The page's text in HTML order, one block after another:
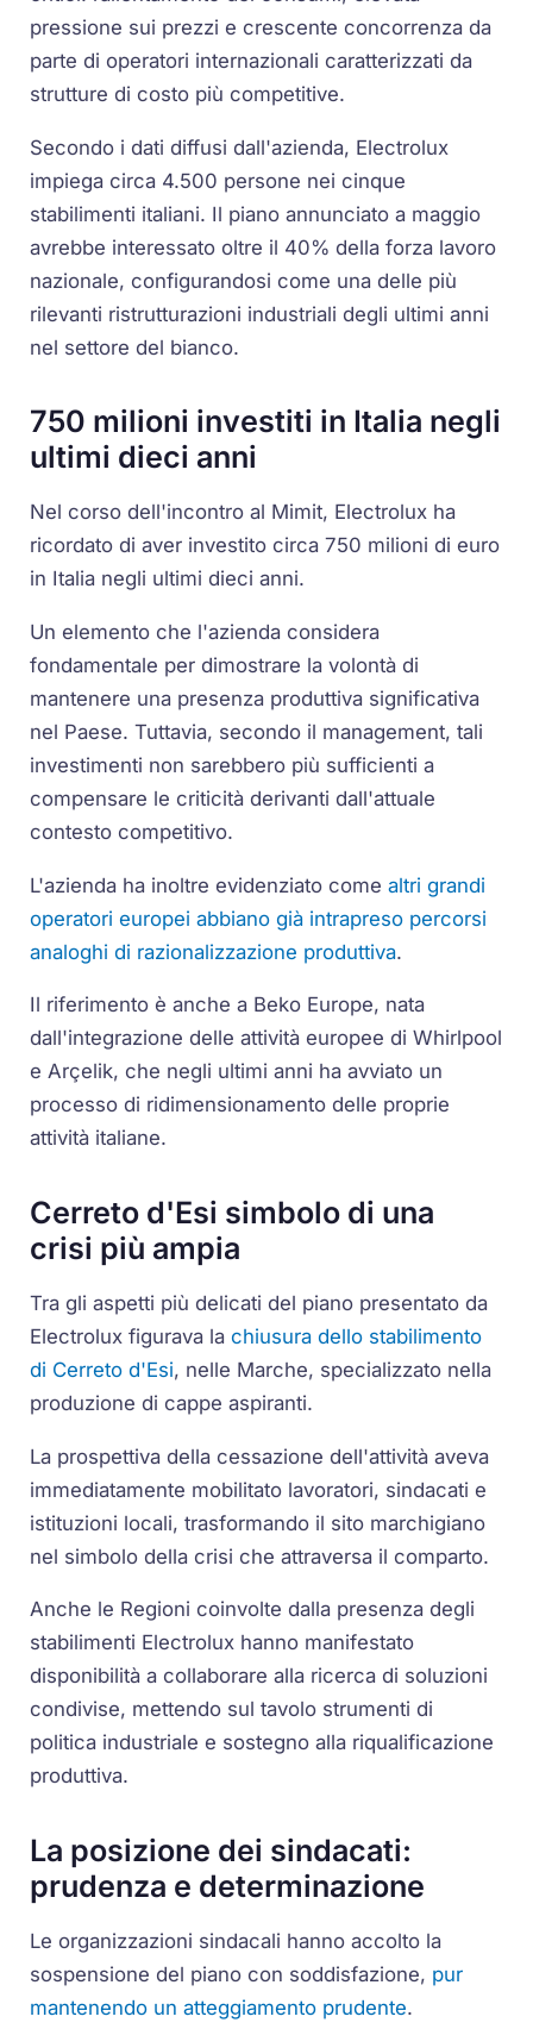
pressione sui prezzi e crescente concorrenza da
parte di operatori internazionali caratterizzati da
strutture di costo più competitive.
Secondo i dati diffusi dall'azienda, Electrolux
impiega circa 4.500 persone nei cinque
stabilimenti italiani. Il piano annunciato a maggio
avrebbe interessato oltre il 40% della forza lavoro
nazionale, configurandosi come una delle più
rilevanti ristrutturazioni industriali degli ultimi anni
nel settore del bianco.
750 milioni investiti in Italia negli
ultimi dieci anni
Nel corso dell'incontro al Mimit, Electrolux ha
ricordato di aver investito circa 750 milioni di euro
in Italia negli ultimi dieci anni.
Un elemento che l'azienda considera
fondamentale per dimostrare la volontà di
mantenere una presenza produttiva significativa
nel Paese. Tuttavia, secondo il management, tali
investimenti non sarebbero più sufficienti a
compensare le criticità derivanti dall'attuale
contesto competitivo.
L'azienda ha inoltre evidenziato comealtri grandi
operatori europei abbiano già intrapreso percorsi
analoghi di razionalizzazione produttiva.
Il riferimento è anche a Beko Europe, nata
dall'integrazione delle attività europee di Whirlpool
e Arçelik, che negli ultimi anni ha avviato un
processo di ridimensionamento delle proprie
attività italiane.
Cerreto d'Esi simbolo di una
crisi più ampia
Tra gli aspetti più delicati del piano presentato da
Electrolux figurava lachiusura dello stabilimento
di Cerreto d'Esi, nelle Marche, specializzato nella
produzione di cappe aspiranti.
La prospettiva della cessazione dell'attività aveva
immediatamente mobilitato lavoratori, sindacati e
istituzioni locali, trasformando il sito marchigiano
nel simbolo della crisi che attraversa il comparto.
Anche le Regioni coinvolte dalla presenza degli
stabilimenti Electrolux hanno manifestato
disponibilità a collaborare alla ricerca di soluzioni
condivise, mettendo sul tavolo strumenti di
politica industriale e sostegno alla riqualificazione
produttiva.
La posizione dei sindacati:
prudenza e determinazione
Le organizzazioni sindacali hanno accolto la
sospensione del piano con soddisfazione, pur
mantenendo un atteggiamento prudente.